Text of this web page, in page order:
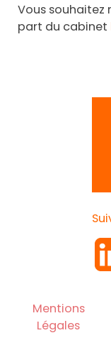
Vous souhaitez
part du cabinet
Mentions
Légales